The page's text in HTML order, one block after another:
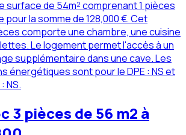
surface de 54m² comprenant 1 pièces
pour la somme de 128,000 €. Cet
comporte une chambre, une cuisine
Le logement permet l'accès à un
supplémentaire dans une cave. Les
énergétiques sont pour le DPE : NS et
NS.
3 pièces de 56 m2 à